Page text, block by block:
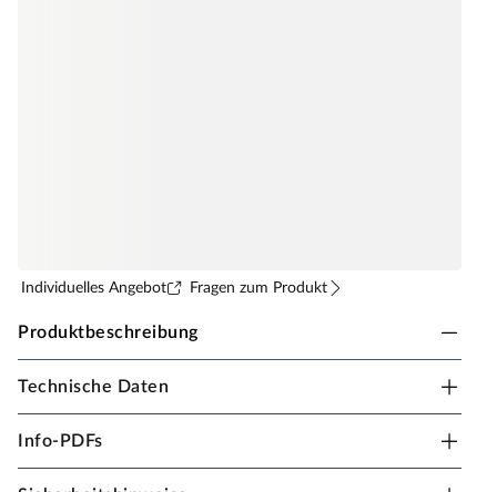
Individuelles Angebot Fragen zum Produkt
Produktbeschreibung
BASICfloor Laminat Lifestyle Trend Bellemont Oak
beige Landhausdiele
Technische Daten
Info-PDFs